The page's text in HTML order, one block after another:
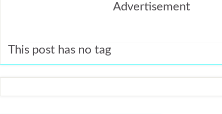
Advertisement
This post has no tag